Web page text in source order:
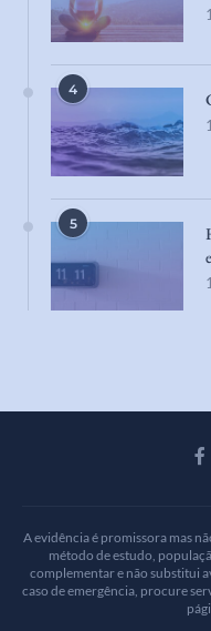
4
5
A evidência é promissora mas
método de estudo,
complementar e não substitui
caso de emergência, procure